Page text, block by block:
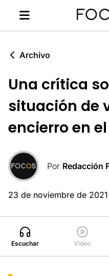
Archivo
Una crítica
situación de
encierro en
Por Redacción
23 de noviembre de 2021
Escuchar Video